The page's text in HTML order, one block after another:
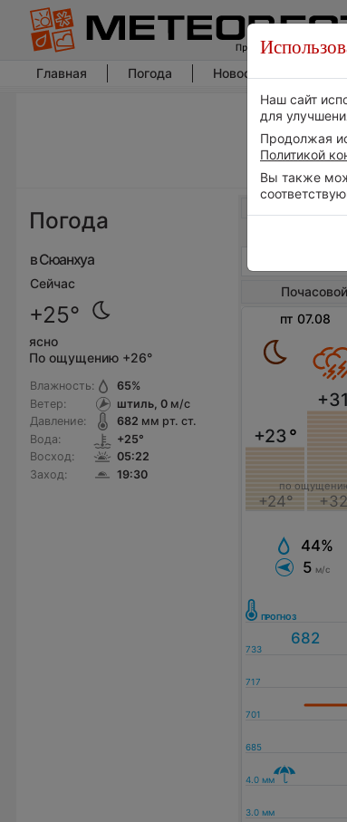
Главная Погода Новости погоды
Погода
в Сюанхуа
Сейчас
+25°
ясно
По ощущению +26°
Влажность:
Ветер:
Давление:
Вода:
Восход:
Заход:
65%
штиль, 0м/с
682 мм рт. ст.
+25°
05:22
19:30
Почасовой
пт 07.08
+23°
+24°
+31
по
44%
5 м/с
Наш сайт
для
Продолжая
Политикой
Вы также